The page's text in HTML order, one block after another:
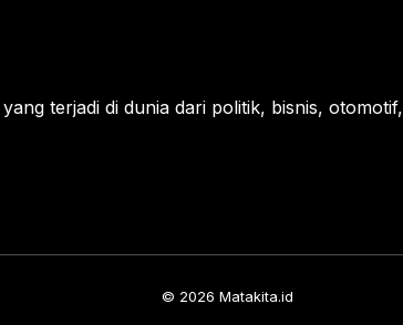
terjadi di dunia dari politik, bisnis, otomotif,
© 2026 Matakita.id